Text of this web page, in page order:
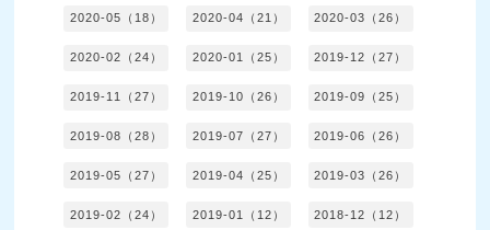
2020-05（18） 2020-04（21） 2020-03（26）
2020-02（24） 2020-01（25） 2019-12（27）
2019-11（27） 2019-10（26） 2019-09（25）
2019-08（28） 2019-07（27） 2019-06（26）
2019-05（27） 2019-04（25） 2019-03（26）
2019-02（24） 2019-01（12） 2018-12（12）